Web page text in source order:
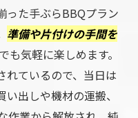
った手ぶらBBQプラン
準備や片付けの手間を
も気軽に楽しめます。
れているので、当日は
出しや機材の運搬、